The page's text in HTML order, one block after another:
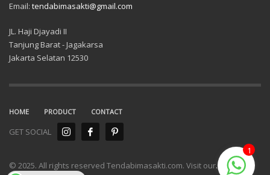
Email: tendabimasakti@gmail.com
JL. Haji Djayadi II
Tanjung Barat - Jagakarsa
Jakarta Selatan 12530
HOME PRODUCT CONTACT
GET SOCIAL
© 2025. All rights reserved Tendabimasakti.com. Visit our.
1